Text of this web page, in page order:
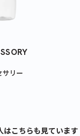
サリー
はこちらも見ています